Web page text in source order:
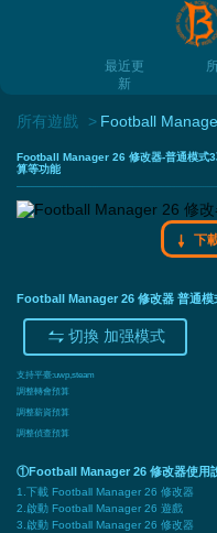
最近更
新
所有遊戲 Football
Football Manager 26 修改器-普通模式
算等功能
下
Football Manager 26 修改器 普通模
切換 加强模式
支持平臺:uwp,steam
調整轉會預算
調整薪資預算
調整偵查預算
①Football Manager 26 修改器使用
1.下載 Football Manager 26 修改器
2.啟動 Football Manager 26 遊戲
3.啟動 Football Manager 26 修改器